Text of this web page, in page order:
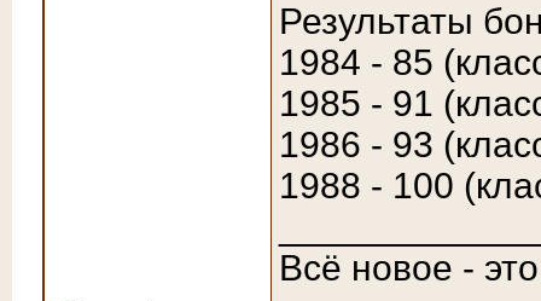
Результаты
1984 - 85
1985 - 91
1986 - 93
1988 - 100
Всё новое -